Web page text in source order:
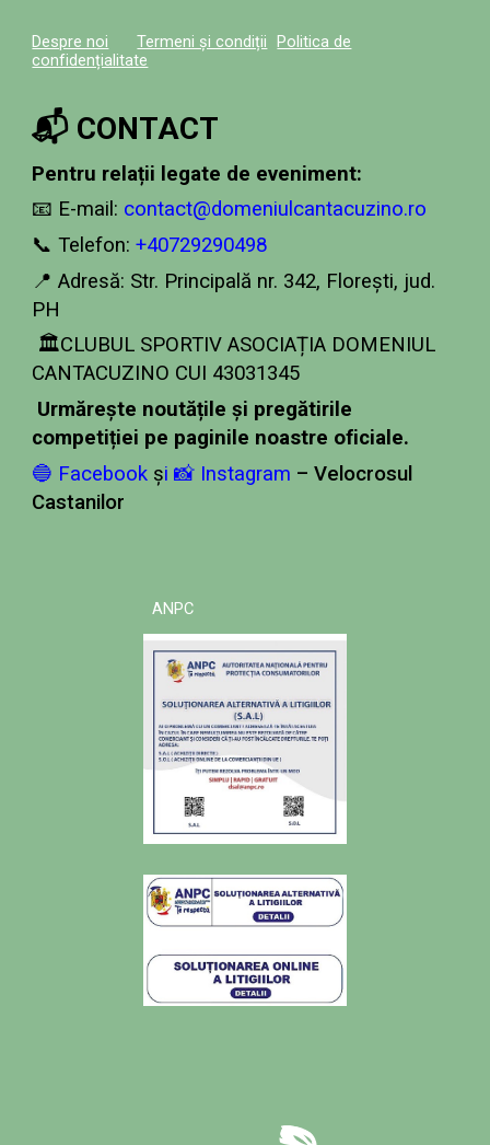
Despre noi Termeni și condiții Politica de
confidențialitate
📬 CONTACT
Pentru relații legate de eveniment:
📧 E-mail: contact@domeniulcantacuzino.ro
📞 Telefon:+40729290498
📍 Adresă: Str. Principală nr. 342, Florești, jud.
PH
🏛️CLUBUL SPORTIV ASOCIAȚIA DOMENIUL
CANTACUZINO CUI 43031345
Urmărește noutățile și pregătirile
competiției pe paginile noastre oficiale.
🔵 Facebook și 📸 Instagram – Velocrosul
Castanilor
ANPC